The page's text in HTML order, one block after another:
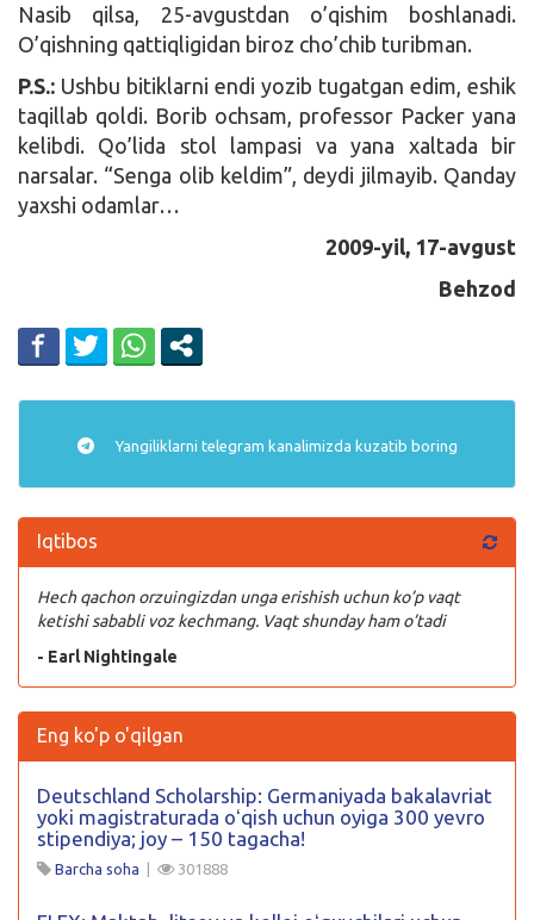
Nasib qilsa, 25-avgustdan o’qishim boshlanadi.
O’qishning qattiqligidan biroz cho’chib turibman.
P.S.: Ushbu bitiklarni endi yozib tugatgan edim, eshik
taqillab qoldi. Borib ochsam, professor Packer yana
kelibdi. Qo’lida stol lampasi va yana xaltada bir
narsalar. “Senga olib keldim”, deydi jilmayib. Qanday
yaxshi odamlar…
2009-yil, 17-avgust
Behzod
Yangiliklarni telegram kanalimizda kuzatib boring
Iqtibos
Hech qachon orzuingizdan unga erishish uchun ko’p vaqt
ketishi sababli voz kechmang. Vaqt shunday ham o’tadi
- Earl Nightingale
Eng ko'p o'qilgan
Deutschland Scholarship: Germaniyada bakalavriat
yoki magistraturada oʻqish uchun oyiga 300 yevro
stipendiya; joy – 150 tagacha!
Barcha soha | 301888